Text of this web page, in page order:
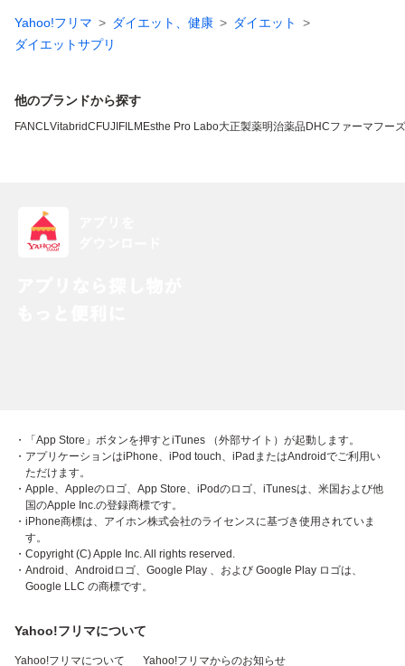
Yahoo!フリマ ダイエット、健康
ダイエット
ダイエットサプリ
他のブランドから探す
FANCLVitabridC FUJIFILM Esthe Pro Labo大正製薬明治薬品DHCファーマフーズ
・「App Store」ボタンを押すとiTunes （外部サイト）が起動します。
・アプリケーションはiPhone、iPod touch、iPadまたはAndroidでご利用い
ただけます。
・Apple、Appleのロゴ、App Store、iPodのロゴ、iTunesは、米国および他
国のApple Inc.の登録商標です。
・iPhone商標は、アイホン株式会社のライセンスに基づき使用されていま
す。
・Copyright (C) Apple Inc. All rights reserved.
・Android、Androidロゴ、Google Play 、および Google Play ロゴは、
Google LLC の商標です。
Yahoo!フリマについて
Yahoo!フリマについて Yahoo!フリマからのお知らせ